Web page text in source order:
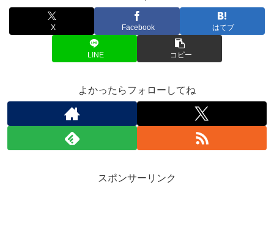
X Facebook はてブ
LINE コピー
よかったらフォローしてね
スポンサーリンク